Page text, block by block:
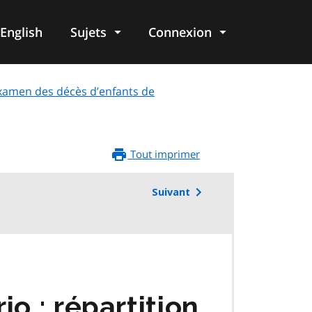
English Sujets Connexion
des décès d’enfants de
Tout imprimer
Suivant